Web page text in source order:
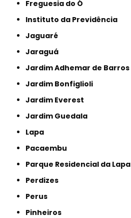
Freguesia do Ó
Instituto da Previdência
Jaguaré
Jaraguá
Jardim Adhemar de Barros
Jardim Bonfiglioli
Jardim Everest
Jardim Guedala
Lapa
Pacaembu
Parque Residencial da Lapa
Perdizes
Perus
Pinheiros